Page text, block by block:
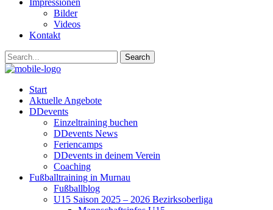
Bilder
Videos
Kontakt
Start
Aktuelle Angebote
DDevents
Einzeltraining buchen
DDevents News
Feriencamps
DDevents in deinem Verein
Coaching
Fußballtraining in Murnau
Fußballblog
U15 Saison 2025 – 2026 Bezirksoberliga